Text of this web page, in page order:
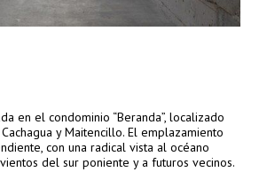
en el condominio “Beranda”, localizado
y Maitencillo. El emplazamiento
con una radical vista al océano
del sur poniente y a futuros vecinos.